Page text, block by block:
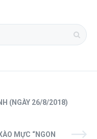
(NGÀY 26/8/2018)
MỰC “NGON